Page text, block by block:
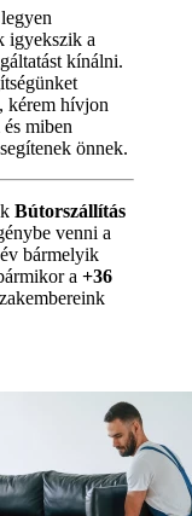
igyekszik a
kínálni.
kérem hívjon
miben
önnek.
Bútorszállítás
venni a
bármelyik
a +36